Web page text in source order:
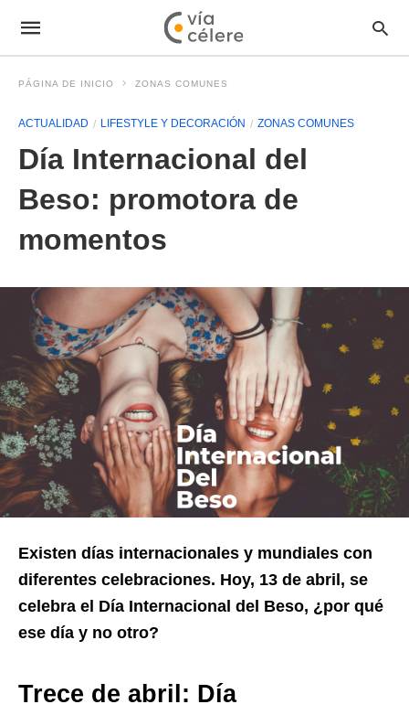
PÁGINA DE INICIO ZONAS COMUNES
ACTUALIDAD LIFESTYLE Y DECORACIÓN ZONAS COMUNES
Día Internacional del
Beso: promotora de
momentos
Existen días internacionales y mundiales con
diferentes celebraciones. Hoy, 13 de abril, se
celebra el Día Internacional del Beso, ¿por qué
ese día y no otro?
Trece de abril: Día